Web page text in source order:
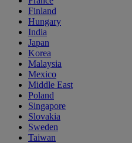
Finland
Hungary
India
Japan
Korea
Malaysia
Mexico
Middle East
Poland
Singapore
Slovakia
Sweden
Taiwan